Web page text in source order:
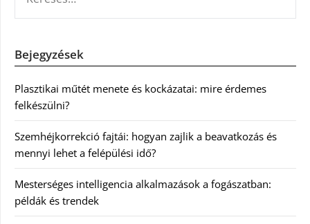
Bejegyzések
Plasztikai műtét menete és kockázatai: mire érdemes
felkészülni?
Szemhéjkorrekció fajtái: hogyan zajlik a beavatkozás és
mennyi lehet a felépülési idő?
Mesterséges intelligencia alkalmazások a fogászatban:
példák és trendek